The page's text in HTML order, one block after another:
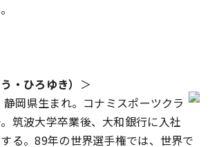
・ひろゆき） ＞
岡県生まれ。コナミスポーツクラ
筑波大学卒業後、大和銀行に入社
る。89年の世界選手権では、世界で